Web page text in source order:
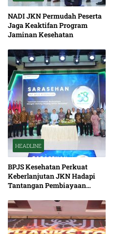
NADI JKN Permudah Peserta
Jaga Keaktifan Program
Jaminan Kesehatan
HEADLINE
BPJS Kesehatan Perkuat
Keberlanjutan JKN Hadapi
Tantangan Pembiayaan